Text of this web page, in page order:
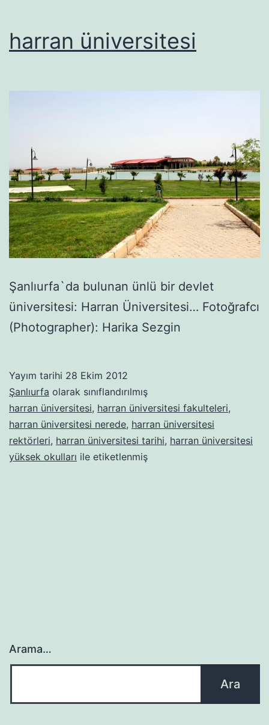
harran üniversitesi
Şanlıurfa`da bulunan ünlü bir devlet
üniversitesi: Harran Üniversitesi… Fotoğrafcı
(Photographer): Harika Sezgin
Yayım tarihi 28 Ekim 2012
Şanlıurfa olarak sınıflandırılmış
harran üniversitesi, harran üniversitesi fakulteleri,
harran üniversitesi nerede, harran üniversitesi
rektörleri, harran üniversitesi tarihi, harran üniversitesi
yüksek okulları ile etiketlenmiş
Arama…